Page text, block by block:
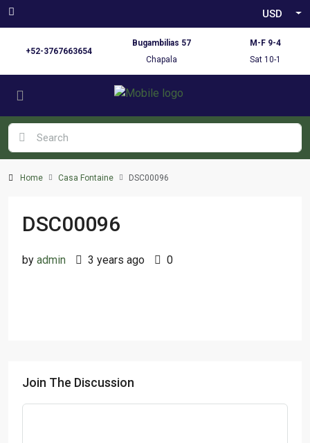
USD
+52-3767663654
Bugambilias 57
Chapala
M-F 9-4
Sat 10-1
Home Casa Fontaine DSC00096
DSC00096
by admin 3 years ago 0
Join The Discussion